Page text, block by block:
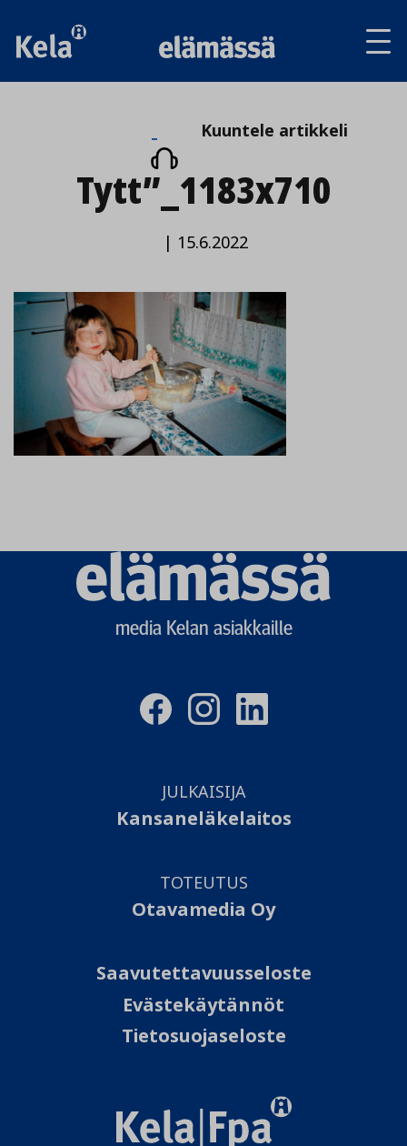
Kuuntele
artikkeli
Kuuntele artikkeli
Tytt”_1183x710
| 15.6.2022
Elämässä
logo
media Kelan asiakkaille
JULKAISIJA
Kansaneläkelaitos
TOTEUTUS
Otavamedia Oy
Saavutettavuusseloste
Evästekäytännöt
Tietosuojaseloste